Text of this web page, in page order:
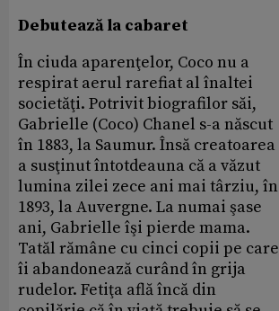
Debutează la cabaret
În ciuda aparenţelor, Coco nu a
respirat aerul rarefiat al înaltei
societăţi. Potrivit biografilor săi,
Gabrielle (Coco) Chanel s-a născut
în 1883, la Saumur. Însă creatoarea
a susţinut întotdeauna că a văzut
lumina zilei zece ani mai târziu, în
1893, la Auvergne. La numai şase
ani, Gabrielle îşi pierde mama.
Tatăl rămâne cu cinci copii pe care
îi abandonează curând în grija
rudelor. Fetiţa află încă din